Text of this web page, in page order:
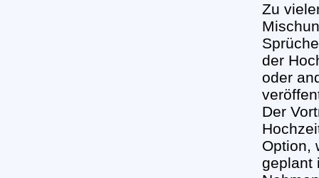
Zu
der
oder
Der
Option,
geplant